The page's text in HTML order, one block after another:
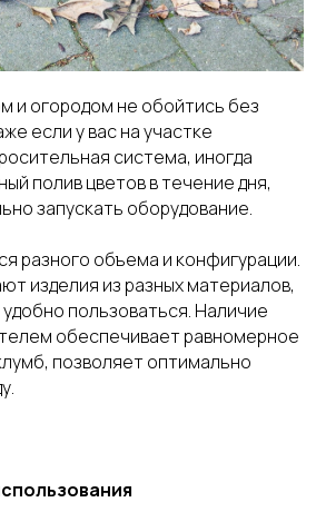
и огородом не обойтись без
если у вас на участке
система, иногда
полив цветов в течение дня,
запускать оборудование.
разного объема и конфигурации.
изделия из разных материалов,
пользоваться. Наличие
обеспечивает равномерное
позволяет оптимально